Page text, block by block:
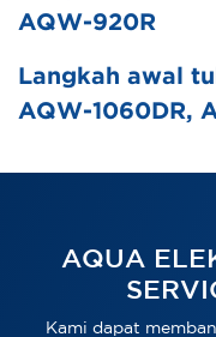
AQW-920R
Langkah awal
AQW-1060DR,
AQUA
Kami dapat